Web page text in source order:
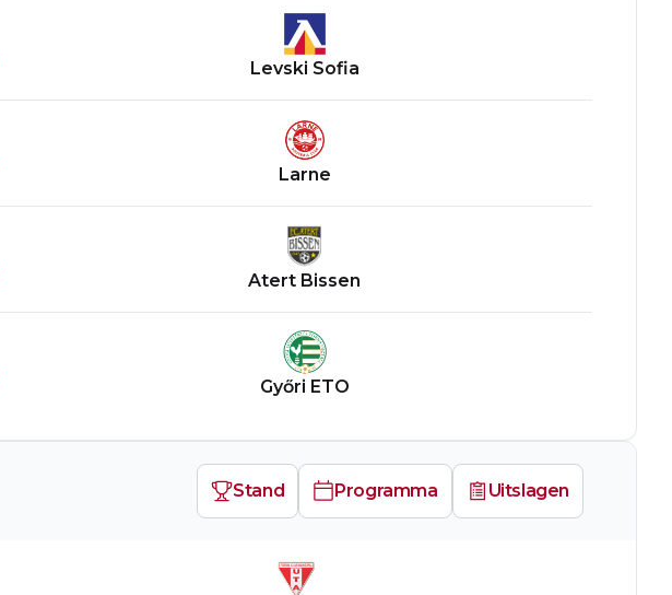
Levski Sofia
Larne
Atert Bissen
Győri ETO
Stand Programma Uitslagen